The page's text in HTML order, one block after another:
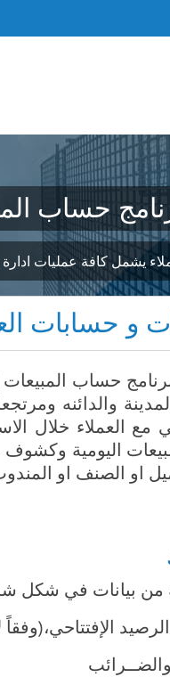
حساب
يشمل كافة عمليات
و حسابات
حساب
المدينة والدائنه
مع العملاء خلال
اليومية وكشوف
او الصنف او
من بيانات في شكل